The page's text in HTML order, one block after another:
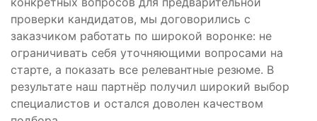
проверки кандидатов, мы договорились с
заказчиком работать по широкой воронке: не
ограничивать себя уточняющими вопросами на
старте, а показать все релевантные резюме. В
результате наш партнёр получил широкий выбор
специалистов и остался доволен качеством